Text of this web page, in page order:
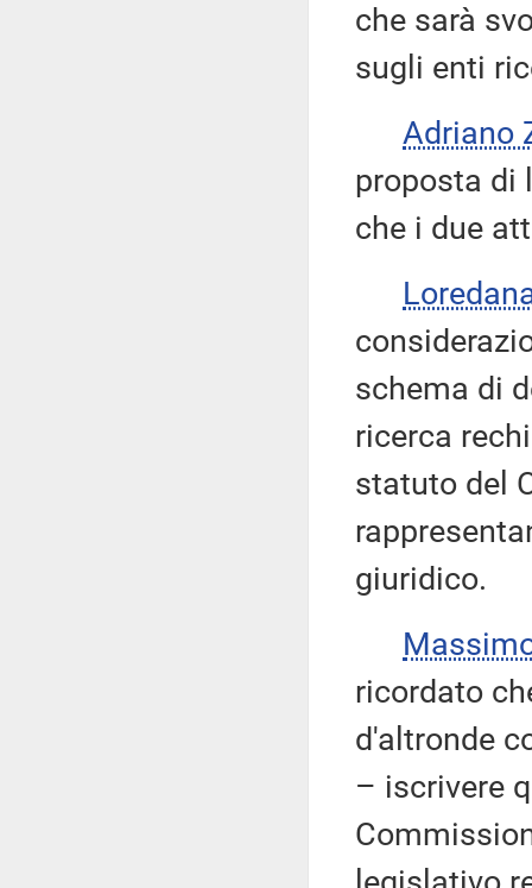
che sarà
sugli enti
Adriano
proposta di
che i due
schema di
ricerca
statuto del
giuridico.
ricordato
d'altronde
– iscrivere